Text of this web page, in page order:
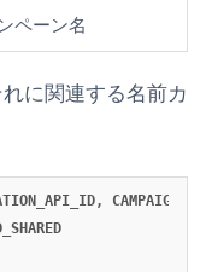
ペーン名
に関連する名前カ
,
CAMPAIGN_ID